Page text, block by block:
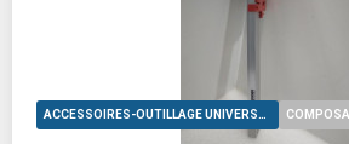
ACCESSOIRES-OUTILLAGE UNIVERSELS